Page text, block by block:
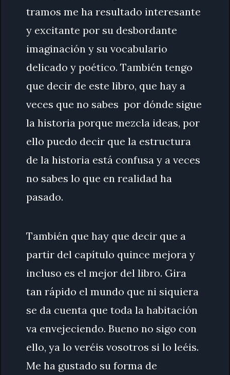
tramos me ha resultado interesante
y excitante por su desbordante
imaginación y su vocabulario
delicado y poético. También tengo
que decir de este libro, que hay a
veces que no sabes por dónde sigue
la historia porque mezcla ideas, por
ello puedo decir que la estructura
de la historia está confusa y a veces
no sabes lo que en realidad ha
pasado.
También que hay que decir que a
partir del capítulo quince mejora y
incluso es el mejor del libro. Gira
tan rápido el mundo que ni siquiera
se da cuenta que toda la habitación
va envejeciendo. Bueno no sigo con
ello, ya lo veréis vosotros si lo leéis.
Me ha gustado su forma de